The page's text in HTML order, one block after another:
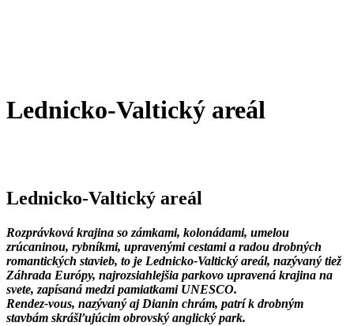
Lednicko-Valtický areál
Lednicko-Valtický areál
Rozprávková krajina so zámkami, kolonádami, umelou
zrúcaninou, rybníkmi, upravenými cestami a radou drobných
romantických stavieb, to je Lednicko-Valtický areál, nazývaný tiež
Záhrada Európy, najrozsiahlejšia parkovo upravená krajina na
svete, zapísaná medzi pamiatkami UNESCO.
Rendez-vous, nazývaný aj Dianin chrám, patrí k drobným
stavbám skrášľujúcim obrovský anglický park.